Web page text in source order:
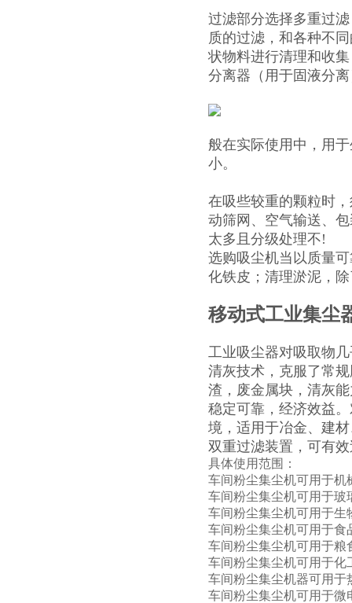
过滤部分选择多重过
质的过滤，和各种不
状物料进行清理和收
分离器（用于固液分
般在实际使用中，用
小。
在吸些较重的颗粒时
动筛网、空气输送、
太多且分级处理不!
选购吸尘机当以质量
化铁皮；清理淤泥，
移动式工业集尘
工业吸尘器对吸取物
清灰技术，克服了常
渣，废金属块，清灰
稳定可靠，经济效益
境，适用于冶金、建
双重过滤装置，可有
具体使用范围：
车间粉尘集尘机可用于
车间粉尘集尘机可用于玻
车间粉尘集尘机可用于生
车间粉尘集尘机可用于食
车间粉尘集尘机可用于粮
车间粉尘集尘机可用于化
车间粉尘集尘机器可用于
车间粉尘集尘机可用于微